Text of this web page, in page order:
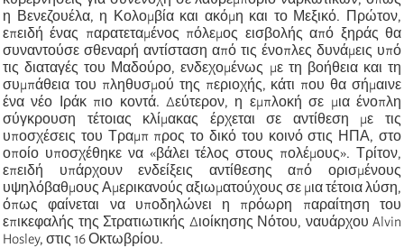
η Βενεζουέλα, η Κολομβία και ακόμη και το Μεξικό. Πρώτον,
επειδή ένας παρατεταμένος πόλεμος εισβολής από ξηράς θα
συναντούσε σθεναρή αντίσταση από τις ένοπλες δυνάμεις υπό
τις διαταγές του Μαδούρο, ενδεχομένως με τη βοήθεια και τη
συμπάθεια του πληθυσμού της περιοχής, κάτι που θα σήμαινε
ένα νέο Ιράκ πιο κοντά. Δεύτερον, η εμπλοκή σε μια ένοπλη
σύγκρουση τέτοιας κλίμακας έρχεται σε αντίθεση με τις
υποσχέσεις του Τραμπ προς το δικό του κοινό στις ΗΠΑ, στο
οποίο υποσχέθηκε να «βάλει τέλος στους πολέμους». Τρίτον,
επειδή υπάρχουν ενδείξεις αντίθεσης από ορισμένους
υψηλόβαθμους Αμερικανούς αξιωματούχους σε μια τέτοια λύση,
όπως φαίνεται να υποδηλώνει η πρόωρη παραίτηση του
επικεφαλής της Στρατιωτικής Διοίκησης Νότου, ναυάρχου Alvin
Hosley, στις 16 Οκτωβρίου.